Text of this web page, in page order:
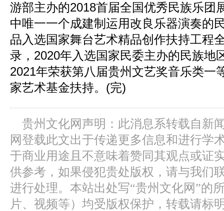
游部主办的2018首届全国优秀民族乐团
中唯一一个成建制运用改良乐器演奏的
品入选国家舞台艺术精品创作扶持工程
录，2020年入选国家民委主办的民族地
2021年荣获第八届贵州文艺奖音乐类一
家艺术基金扶持。(完)
贵州文化网声明：此消息系转载自新
网登载此文出于传递更多信息和进行学
于商业用途且不意味着赞同其观点或证
供参考，如果侵犯贵处版权，请与我们
进行处理。本站出处写“贵州文化网”的
片、视频等）均受版权保护，转载请标